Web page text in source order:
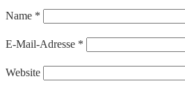
Name *
E-Mail-Adresse *
Website